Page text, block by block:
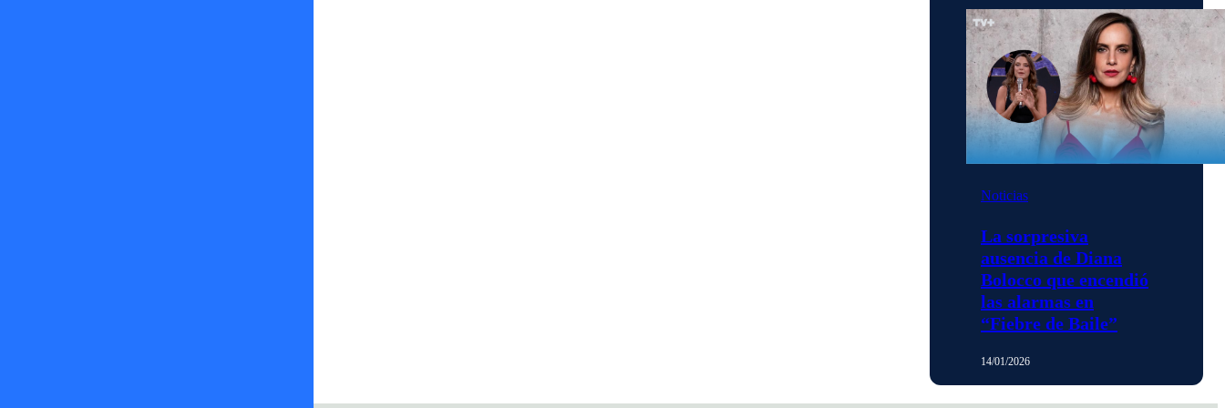
Noticias
La sorpresiva
ausencia de Diana
Bolocco que encendió
las alarmas en
“Fiebre de Baile”
14/01/2026